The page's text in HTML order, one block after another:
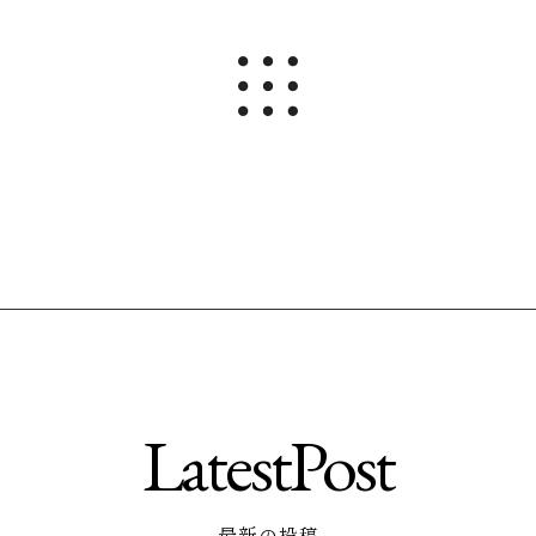
LatestPost